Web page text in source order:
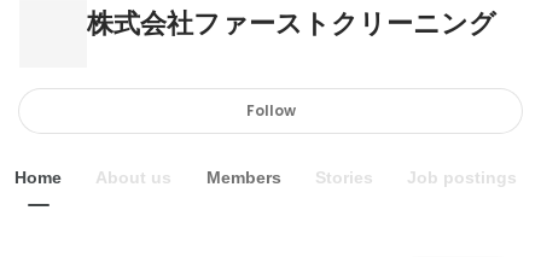
株式会社ファーストクリーニング
Follow
Home About us Members Stories Job postings